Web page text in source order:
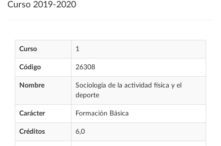
Curso 2019-2020
Curso 1
Código 26308
Nombre
Sociología de la actividad física y el
deporte
Carácter Formación Básica
Créditos 6,0